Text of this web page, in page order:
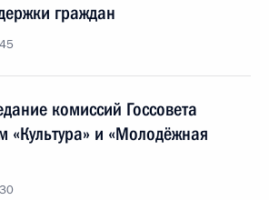
граждан
комиссий Госсовета
«Культура» и «Молодёжная